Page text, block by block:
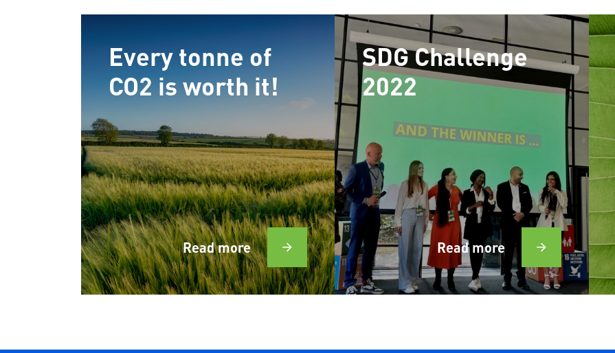
Every tonne of
CO2 is worth it!
Read more
SDG Challenge
2022
Read more